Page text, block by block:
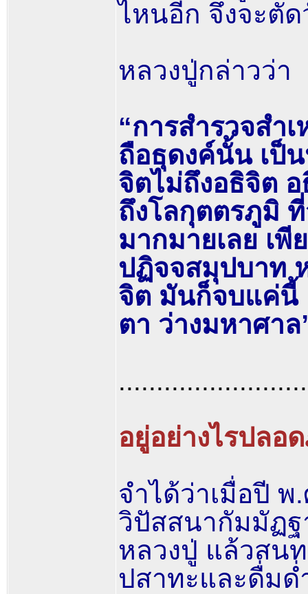
ไหนอีก จึงจะตั
หลวงปู่กล่าวว่า
“การสำรวจสำ
ถือธุดงค์นั้น เป็
จิตไม่ถึงอธิจิต
ถึงโลกุตตรภูมิ
มากมายเลย เ
ปฏิจจสมุปบาท
จิต มันก็จบแค่นี้
ตา ว่างมหาศาล
อยู่อย่างไรปลอ
จำได้ว่าเมื่อปี
วิปัสสนากัมมัฏฐ
หลวงปู่ แล้วสน
ปสาทะและดื่มด่